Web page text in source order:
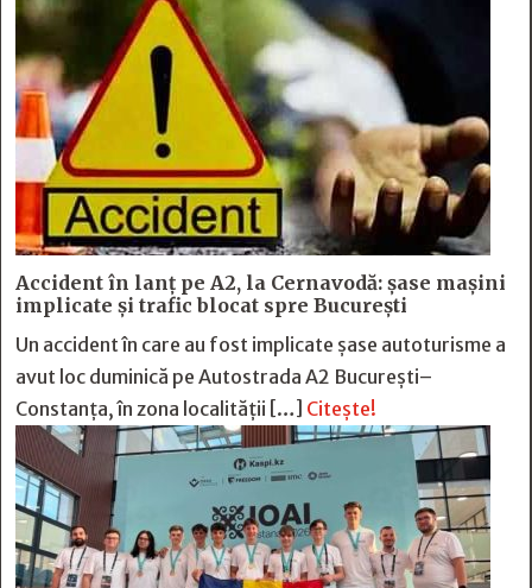
Accident în lanț pe A2, la Cernavodă: șase mașini
implicate și trafic blocat spre București
Un accident în care au fost implicate șase autoturisme a
avut loc duminică pe Autostrada A2 București–
Constanța, în zona localității […] Citește!